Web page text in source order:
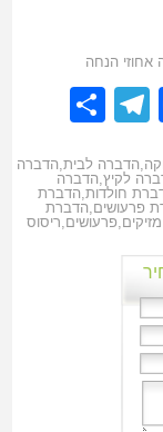
אחוזי הנחה
Facebook
הדברה לבית הדברה
לקיץ, הדברה
חולדות, הדברת
פרעושים הדברת
פרעושים ריסוס